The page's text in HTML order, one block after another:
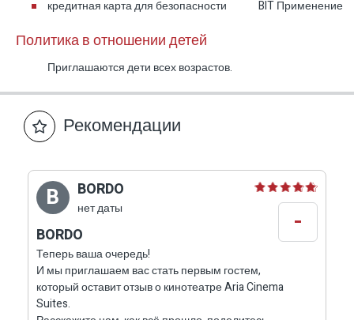
впечатление в Галилее.
Современный дизайн и материалы премиум-
класса.
Гибкие условия аренды – можно арендовать
один сьют или весь комплекс целиком.
Подходит для
Романтических пар – идеальное место с
бассейном, ванной и личным кинотеатром.
Семей с детьми – просторные комнаты,
отдельные зоны и развлечения для всех.
кредитная карта для безопасности
BIT Применение
Политика в отношении детей
Приглашаются дети всех возрастов.
Рекомендации
B BORDO
нет даты
BORDO
Теперь ваша очередь!
И мы приглашаем вас стать первым гостем,
который оставит отзыв о кинотеатре Aria Cinema
Suites.
-